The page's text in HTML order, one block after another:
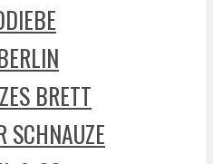
BRETT
SCHNAUZE